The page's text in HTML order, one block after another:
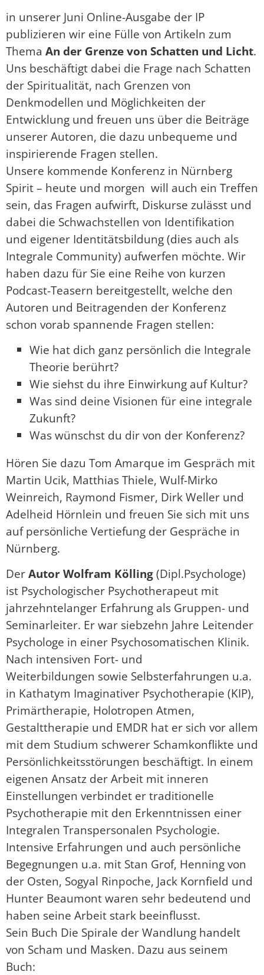
in unserer Juni Online-Ausgabe der IP
publizieren wir eine Fülle von Artikeln zum
Thema An der Grenze von Schatten und Licht.
Uns beschäftigt dabei die Frage nach Schatten
der Spiritualität, nach Grenzen von
Denkmodellen und Möglichkeiten der
Entwicklung und freuen uns über die Beiträge
unserer Autoren, die dazu unbequeme und
inspirierende Fragen stellen.
Unsere kommende Konferenz in Nürnberg
Spirit – heute und morgen will auch ein Treffen
sein, das Fragen aufwirft, Diskurse zulässt und
dabei die Schwachstellen von Identifikation
und eigener Identitätsbildung (dies auch als
Integrale Community) aufwerfen möchte. Wir
haben dazu für Sie eine Reihe von kurzen
Podcast-Teasern bereitgestellt, welche den
Autoren und Beitragenden der Konferenz
schon vorab spannende Fragen stellen:
Wie hat dich ganz persönlich die Integrale
Theorie berührt?
Wie siehst du ihre Einwirkung auf Kultur?
Was sind deine Visionen für eine integrale
Zukunft?
Was wünschst du dir von der Konferenz?
Hören Sie dazu Tom Amarque im Gespräch mit
Martin Ucik, Matthias Thiele, Wulf-Mirko
Weinreich, Raymond Fismer, Dirk Weller und
Adelheid Hörnlein und freuen Sie sich mit uns
auf persönliche Vertiefung der Gespräche in
Nürnberg.
DerAutor Wolfram Kölling(Dipl.Psychologe)
ist Psychologischer Psychotherapeut mit
jahrzehntelanger Erfahrung als Gruppen- und
Seminarleiter. Er war siebzehn Jahre Leitender
Psychologe in einer Psychosomatischen Klinik.
Nach intensiven Fort- und
Weiterbildungen sowie Selbsterfahrungen u.a.
in Kathatym Imaginativer Psychotherapie (KIP),
Primärtherapie, Holotropen Atmen,
Gestalttherapie und EMDR hat er sich vor allem
mit dem Studium schwerer Schamkonflikte und
Persönlichkeitsstörungen beschäftigt. In einem
eigenen Ansatz der Arbeit mit inneren
Einstellungen verbindet er traditionelle
Psychotherapie mit den Erkenntnissen einer
Integralen Transpersonalen Psychologie.
Intensive Erfahrungen und auch persönliche
Begegnungen u.a. mit Stan Grof, Henning von
der Osten, Sogyal Rinpoche, Jack Kornfield und
Hunter Beaumont waren sehr bedeutend und
haben seine Arbeit stark beeinflusst.
Sein Buch Die Spirale der Wandlung handelt
von Scham und Masken. Dazu aus seinem
Buch: